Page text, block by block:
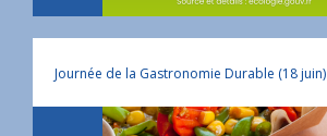
Journée de la Gastronomie Durable (18 juin)